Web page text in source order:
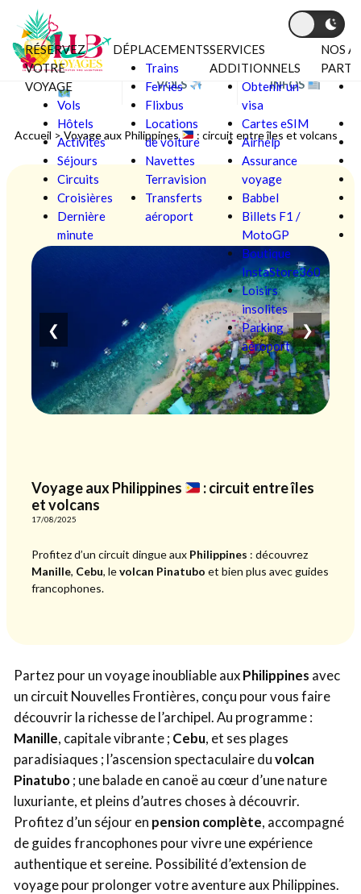
Aller au contenu
RÉSERVEZ
VOTRE
VOYAGE
Vols
Hôtels
Activités
Séjours
Circuits
Croisières
Dernière
minute
DÉPLACEMENTS
Trains
Ferries
Flixbus
Locations
de voiture
Navettes
Terravision
Transferts
aéroport
SERVICES
ADDITIONNELS
Obtenir un
visa
Cartes eSIM
Airhelp
Assurance
voyage
Babbel
Billets F1 /
MotoGP
Boutique
InstaStore360
Loisirs
insolites
Parking
aéroport
NOS
BONS PLANS
VOLS INFOS
Accueil >Voyage aux Philippines : circuit entre îles et volcans
❮ ❯
Voyage aux Philippines
: circuit entre îles
et volcans
17/08/2025
Profitez d’un circuit dingue aux Philippines : découvrez
Manille, Cebu, levolcan Pinatubo et bien plus avec guides
francophones.
Partez pour un voyage inoubliable auxPhilippines avec
un circuit Nouvelles Frontières, conçu pour vous faire
découvrir la richesse de l’archipel. Au programme :
Manille, capitale vibrante ; Cebu, et ses plages
paradisiaques ; l’ascension spectaculaire duvolcan
Pinatubo; une balade en canoë au cœur d’une nature
luxuriante, et pleins d’autres choses à découvrir.
Profitez d’un séjour en pension complète, accompagné
de guides francophones pour vivre une expérience
authentique et sereine. Possibilité d’extension de
voyage pour prolonger votre aventure aux Philippines.